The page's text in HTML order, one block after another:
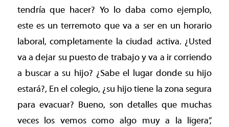
tendría que hacer? Yo lo daba como ejemplo,
este es un terremoto que va a ser en un horario
laboral, completamente la ciudad activa. ¿Usted
va a dejar su puesto de trabajo y va a ir corriendo
a buscar a su hijo? ¿Sabe el lugar donde su hijo
estará?, En el colegio, ¿su hijo tiene la zona segura
para evacuar? Bueno, son detalles que muchas
veces los vemos como algo muy a la ligera”,